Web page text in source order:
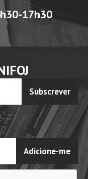
17h30
Subscrever
Adicione-me